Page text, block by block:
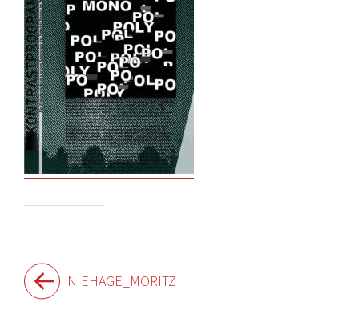
Beitragsnavigation
NIEHAGE_MORITZ